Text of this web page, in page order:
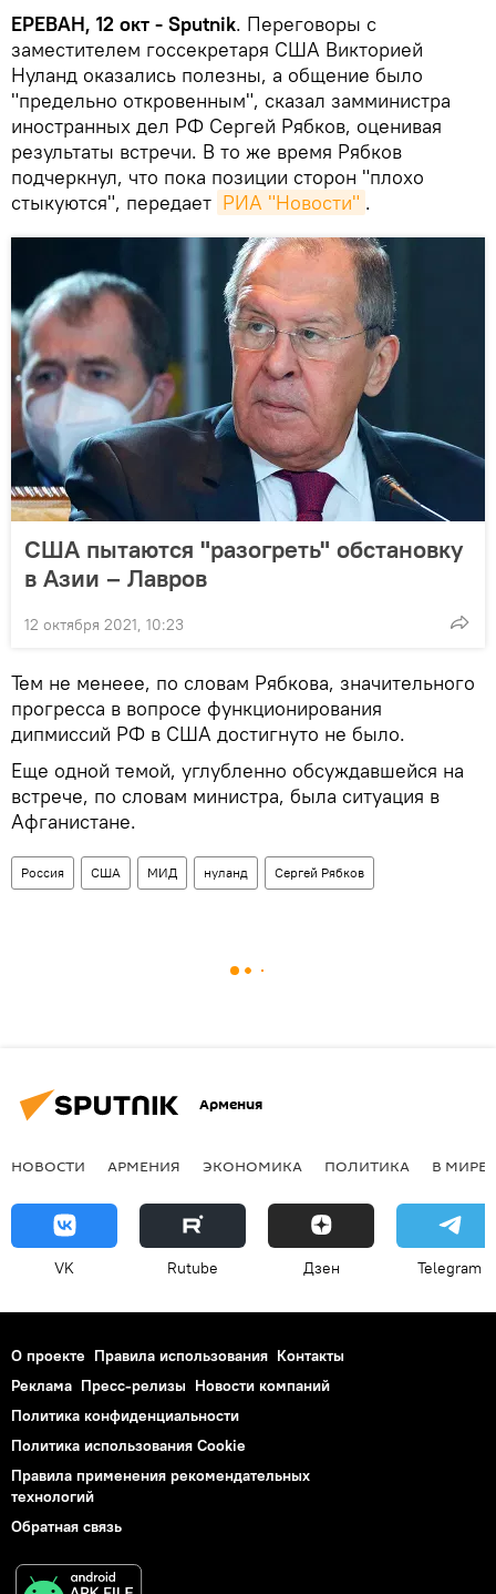
ЕРЕВАН, 12 окт - Sputnik. Переговоры с
заместителем госсекретаря США Викторией
Нуланд оказались полезны, а общение было
"предельно откровенным", сказал замминистра
иностранных дел РФ Сергей Рябков, оценивая
результаты встречи. В то же время Рябков
подчеркнул, что пока позиции сторон "плохо
стыкуются", передает РИА "Новости" .
США пытаются "разогреть" обстановку
в Азии – Лавров
12 октября 2021, 10:23
Тем не менеее, по словам Рябкова, значительного
прогресса в вопросе функционирования
дипмиссий РФ в США достигнуто не было.
Еще одной темой, углубленно обсуждавшейся на
встрече, по словам министра, была ситуация в
Афганистане.
Россия США МИД нуланд Сергей Рябков
Армения
НОВОСТИ АРМЕНИЯ ЭКОНОМИКА ПОЛИТИКА В МИРЕ
VK Rutube Дзен Telegram
О проекте Правила использования Контакты
Реклама Пресс-релизы Новости компаний
Политика конфиденциальности
Политика использования Cookie
Правила применения рекомендательных
технологий
Обратная связь